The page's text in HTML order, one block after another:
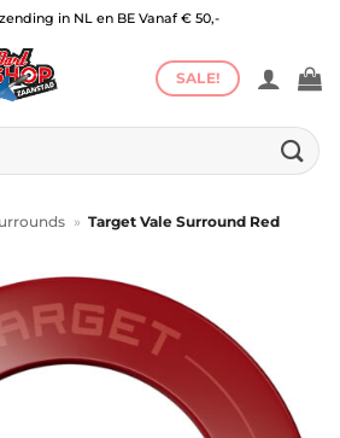
in NL en BE Vanaf € 50,-
SALE!
» Target Vale Surround Red